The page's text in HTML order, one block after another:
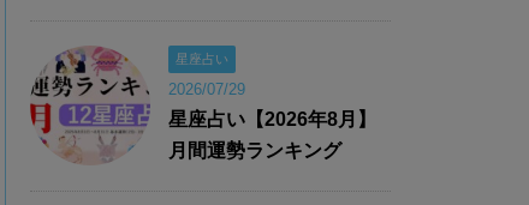
星座占い
2026/07/29
星座占い【2026年8月】
月間運勢ランキング